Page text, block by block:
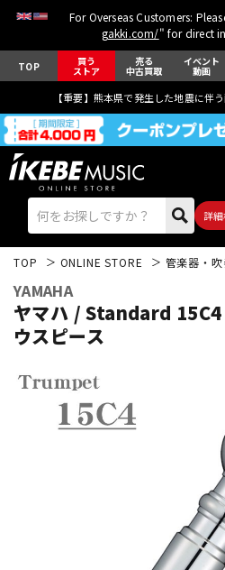
For Overseas Customers:
gakki.com/" for direct
TOP 買う
ストア
売る
中古買取
イベント
動画
【重要】熊本県で発生した地震に伴
詳
ベース
TOP ONLINE STORE 管楽器・
YAMAHA
ヤマハ / Standard 15C4
ウスピース